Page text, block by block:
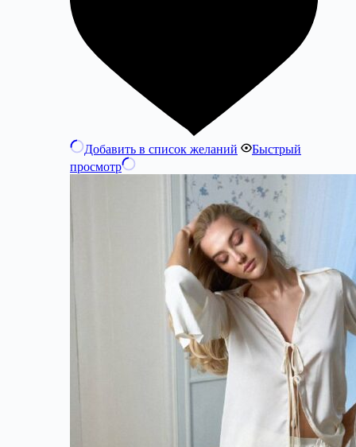
Добавить в список желаний
Быстрый
просмотр